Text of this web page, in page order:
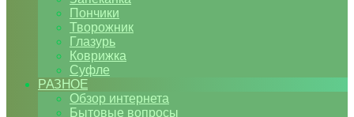
Пончики
Творожник
Глазурь
Коврижка
Суфле
РАЗНОЕ
Обзор интернета
Бытовые вопросы